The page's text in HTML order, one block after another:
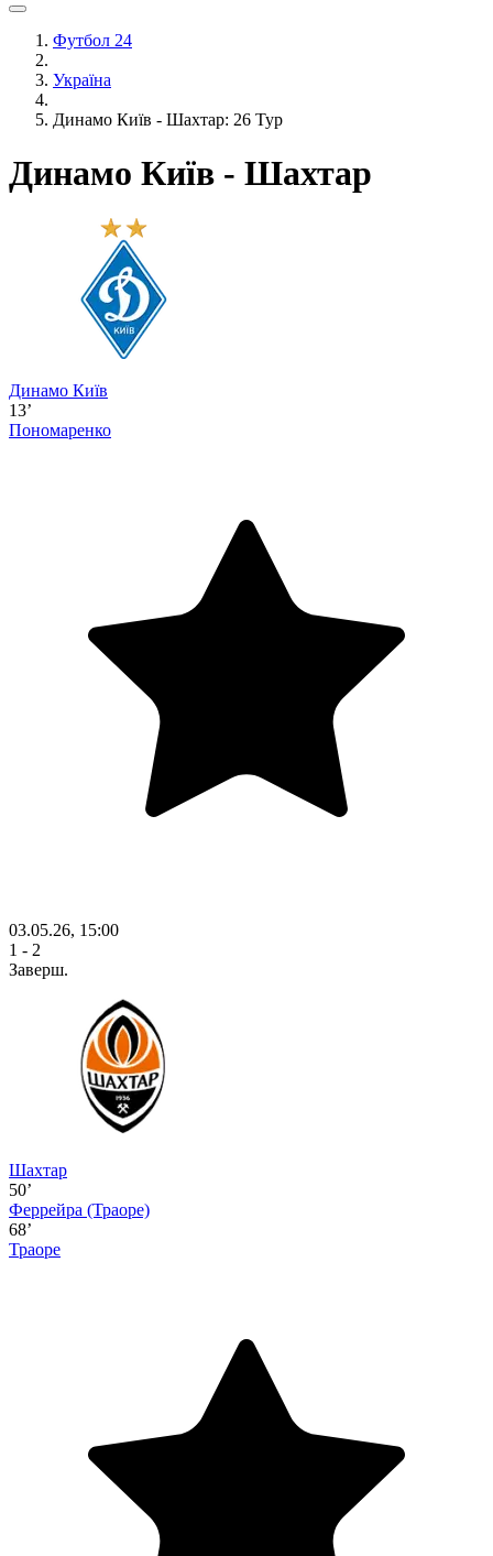
Футбол 24
Україна
Динамо Київ - Шахтар: 26 Тур
Динамо Київ - Шахтар
Динамо Київ
13’
Пономаренко
03.05.26, 15:00
1 - 2
Заверш.
Шахтар
50’
Феррейра (Траоре)
68’
Траоре